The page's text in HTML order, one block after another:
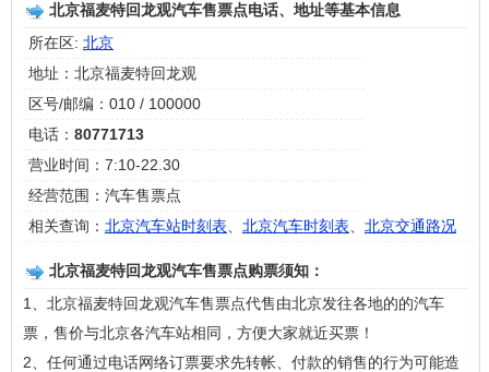
北京福麦特回龙观汽车售票点电话、地址等基本信息
所在区: 北京
地址：北京福麦特回龙观
区号/邮编：010 / 100000
电话： 80771713
营业时间：7:10-22.30
经营范围：汽车售票点
相关查询： 北京汽车站时刻表 北京汽车时刻表 北京交通路况
北京福麦特回龙观汽车售票点购票须知：
1、北京福麦特回龙观汽车售票点代售由北京发往各地的的汽车
票，售价与北京各汽车站相同，方便大家就近买票！
2、任何通过电话网络订票要求先转帐、付款的销售的行为可能造